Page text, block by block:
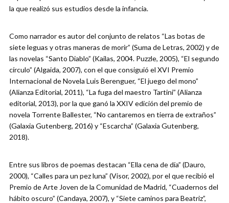
la que realizó sus estudios desde la infancia.
Como narrador es autor del conjunto de relatos “Las botas de
siete leguas y otras maneras de morir” (Suma de Letras, 2002) y de
las novelas “Santo Diablo” (Kailas, 2004. Puzzle, 2005), “El segundo
círculo” (Algaida, 2007), con el que consiguió el XVI Premio
Internacional de Novela Luis Berenguer, “El juego del mono”
(Alianza Editorial, 2011), “La fuga del maestro Tartini” (Alianza
editorial, 2013), por la que ganó la XXIV edición del premio de
novela Torrente Ballester, “No cantaremos en tierra de extraños”
(Galaxia Gutenberg, 2016) y “Escarcha” (Galaxia Gutenberg,
2018).
Entre sus libros de poemas destacan “Ella cena de día” (Dauro,
2000), “Calles para un pez luna” (Visor, 2002), por el que recibió el
Premio de Arte Joven de la Comunidad de Madrid, “Cuadernos del
hábito oscuro” (Candaya, 2007), y “Siete caminos para Beatriz”,